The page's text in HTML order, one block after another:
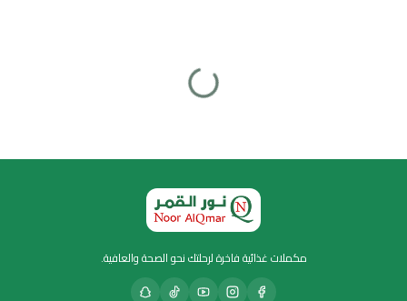
مكملات غذائية فاخرة لرحلتك نحو الصحة والعافية.